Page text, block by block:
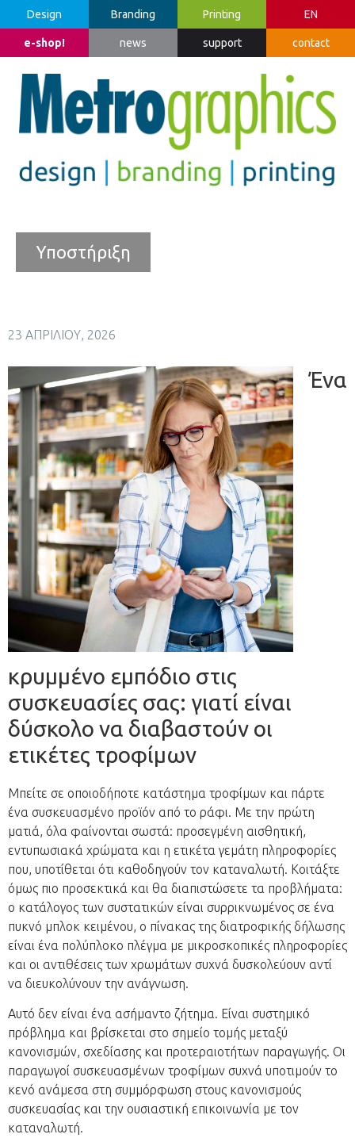
Design Branding Printing EN
e-shop! news support contact
Υποστήριξη
23 ΑΠΡΙΛΊΟΥ, 2026
Ένα
κρυμμένο εμπόδιο στις
συσκευασίες σας: γιατί είναι
δύσκολο να διαβαστούν οι
ετικέτες τροφίμων
Μπείτε σε οποιοδήποτε κατάστημα τροφίμων και πάρτε
ένα συσκευασμένο προϊόν από το ράφι. Με την πρώτη
ματιά, όλα φαίνονται σωστά: προσεγμένη αισθητική,
εντυπωσιακά χρώματα και η ετικέτα γεμάτη πληροφορίες
που, υποτίθεται ότι καθοδηγούν τον καταναλωτή. Κοιτάξτε
όμως πιο προσεκτικά και θα διαπιστώσετε τα προβλήματα:
ο κατάλογος των συστατικών είναι συρρικνωμένος σε ένα
πυκνό μπλοκ κειμένου, ο πίνακας της διατροφικής δήλωσης
είναι ένα πολύπλοκο πλέγμα με μικροσκοπικές πληροφορίες
και οι αντιθέσεις των χρωμάτων συχνά δυσκολεύουν αντί
να διευκολύνουν την ανάγνωση.
Αυτό δεν είναι ένα ασήμαντο ζήτημα. Είναι συστημικό
πρόβλημα και βρίσκεται στο σημείο τομής μεταξύ
κανονισμών, σχεδίασης και προτεραιοτήτων παραγωγής. Οι
παραγωγοί συσκευασμένων τροφίμων συχνά υποτιμούν το
κενό ανάμεσα στη συμμόρφωση στους κανονισμούς
συσκευασίας και την ουσιαστική επικοινωνία με τον
καταναλωτή.